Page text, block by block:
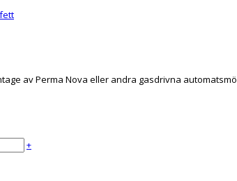
av Perma Nova eller andra gasdrivna
+